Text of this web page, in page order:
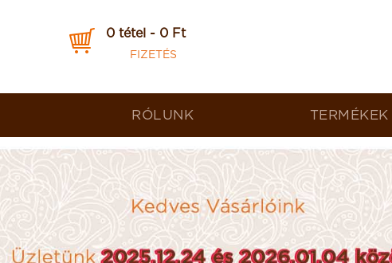
0 tétel - 0 Ft
FIZETÉS
RÓLUNK TERMÉKEK